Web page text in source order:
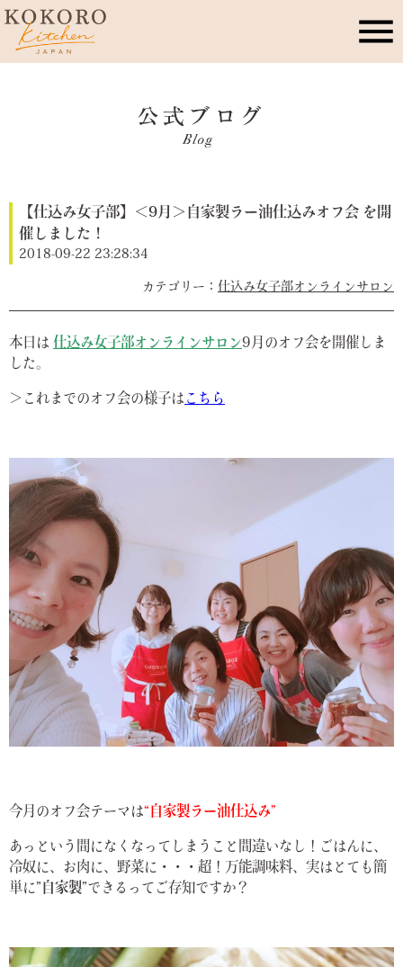
こころキッチンとは
レッスン・イベント
季節のこころレシピ
公式ブログ
お問合せ
【仕込み女子部】＜9月＞自家製ラー油仕込みオフ会 を開
催しました！
2018-09-22 23:28:34
仕込み女子部オンラインサロン
本日は 仕込み女子部オンラインサロン9月のオフ会を開催しま
した。
＞これまでのオフ会の様子は こちら
今月のオフ会テーマは“自家製ラー油仕込み”
あっという間になくなってしまうこと間違いなし！ごはんに、
冷奴に、お肉に、野菜に・・・超！万能調味料、実はとても簡
単に”自家製”できるってご存知ですか？